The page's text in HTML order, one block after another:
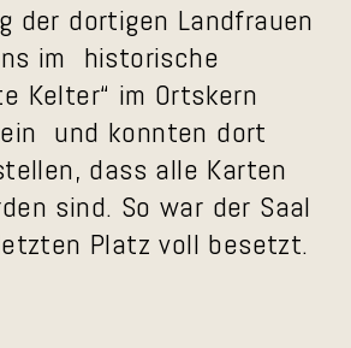
der dortigen Landfrauen
im historische
Kelter“ im Ortskern
ein und konnten dort
dass alle Karten
sind. So war der Saal
Platz voll besetzt.